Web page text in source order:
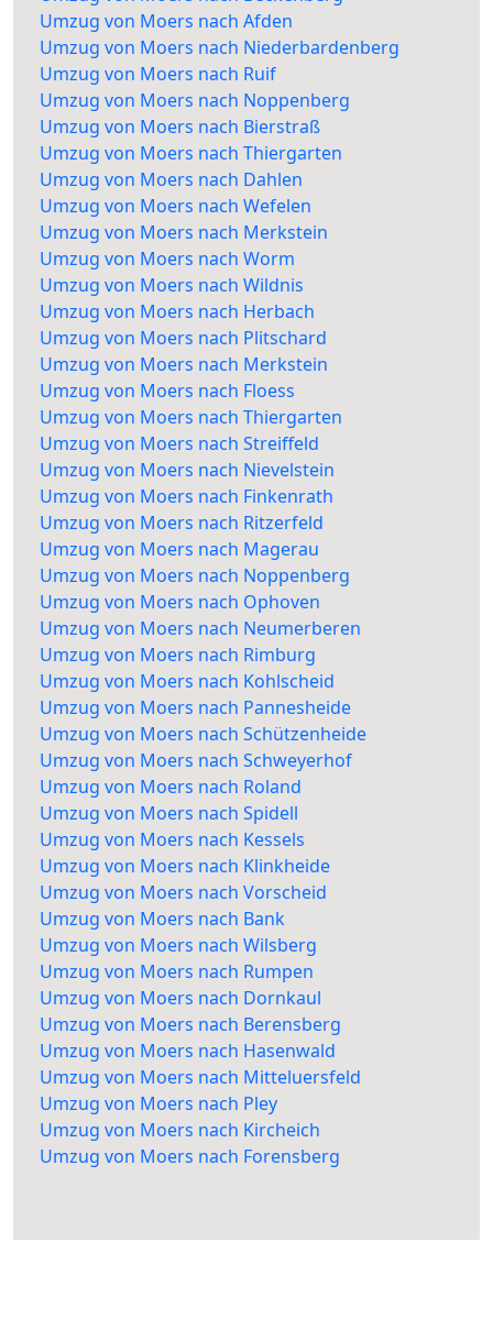
Umzug von Moers nach Afden
Umzug von Moers nach Niederbardenberg
Umzug von Moers nach Ruif
Umzug von Moers nach Noppenberg
Umzug von Moers nach Bierstraß
Umzug von Moers nach Thiergarten
Umzug von Moers nach Dahlen
Umzug von Moers nach Wefelen
Umzug von Moers nach Merkstein
Umzug von Moers nach Worm
Umzug von Moers nach Wildnis
Umzug von Moers nach Herbach
Umzug von Moers nach Plitschard
Umzug von Moers nach Merkstein
Umzug von Moers nach Floess
Umzug von Moers nach Thiergarten
Umzug von Moers nach Streiffeld
Umzug von Moers nach Nievelstein
Umzug von Moers nach Finkenrath
Umzug von Moers nach Ritzerfeld
Umzug von Moers nach Magerau
Umzug von Moers nach Noppenberg
Umzug von Moers nach Ophoven
Umzug von Moers nach Neumerberen
Umzug von Moers nach Rimburg
Umzug von Moers nach Kohlscheid
Umzug von Moers nach Pannesheide
Umzug von Moers nach Schützenheide
Umzug von Moers nach Schweyerhof
Umzug von Moers nach Roland
Umzug von Moers nach Spidell
Umzug von Moers nach Kessels
Umzug von Moers nach Klinkheide
Umzug von Moers nach Vorscheid
Umzug von Moers nach Bank
Umzug von Moers nach Wilsberg
Umzug von Moers nach Rumpen
Umzug von Moers nach Dornkaul
Umzug von Moers nach Berensberg
Umzug von Moers nach Hasenwald
Umzug von Moers nach Mitteluersfeld
Umzug von Moers nach Pley
Umzug von Moers nach Kircheich
Umzug von Moers nach Forensberg